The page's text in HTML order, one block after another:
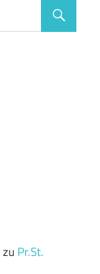
zu Pr.St.